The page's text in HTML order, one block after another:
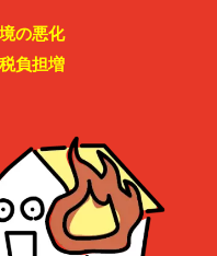
の悪化
負担増